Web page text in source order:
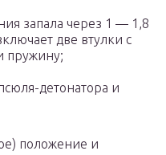
запала через 1 — 1,8
две втулки с
пружину;
детонатора и
положение и